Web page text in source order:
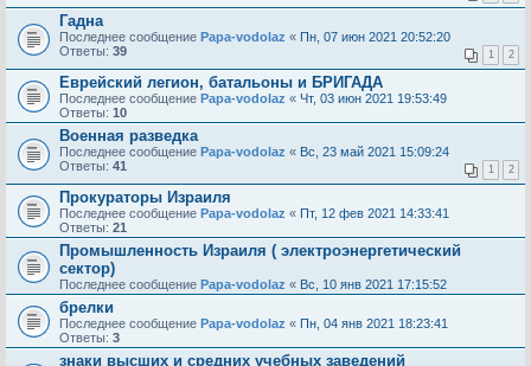
Гадна
Последнее сообщение Papa-vodolaz « Пн, 07 июн 2021 20:52:20
Ответы: 39 1 2
Еврейский легион, батальоны и БРИГАДА
Последнее сообщение Papa-vodolaz « Чт, 03 июн 2021 19:53:49
Ответы: 10
Военная разведка
Последнее сообщение Papa-vodolaz « Вс, 23 май 2021 15:09:24
Ответы: 41 1 2
Прокураторы Израиля
Последнее сообщение Papa-vodolaz « Пт, 12 фев 2021 14:33:41
Ответы: 21
Промышленность Израиля ( электроэнергетический
сектор)
Последнее сообщение Papa-vodolaz « Вс, 10 янв 2021 17:15:52
брелки
Последнее сообщение Papa-vodolaz « Пн, 04 янв 2021 18:23:41
Ответы: 3
знаки высших и средних учебных заведений